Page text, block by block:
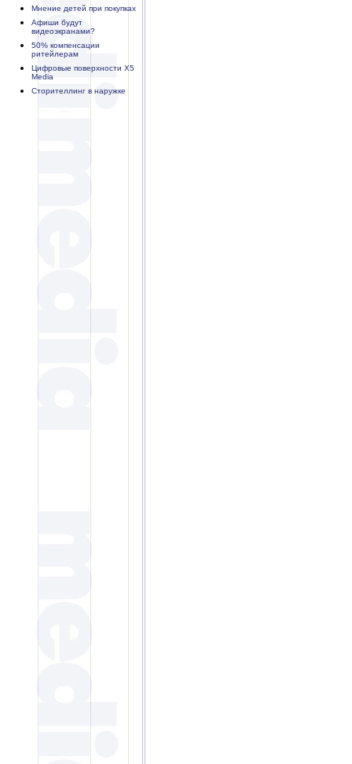
Мнение детей при покупках
Афиши будут
видеоэкранами?
50% компенсации
ритейлерам
Цифровые поверхности X5
Media
Сторителлинг в наружке